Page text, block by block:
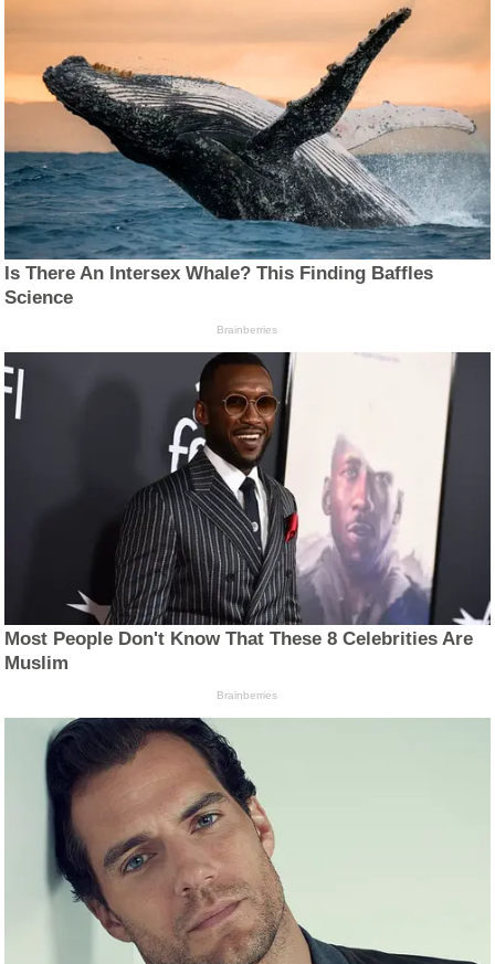
Is There An Intersex Whale? This Finding Baffles
Science
Brainberries
Most People Don't Know That These 8 Celebrities Are
Muslim
Brainberries